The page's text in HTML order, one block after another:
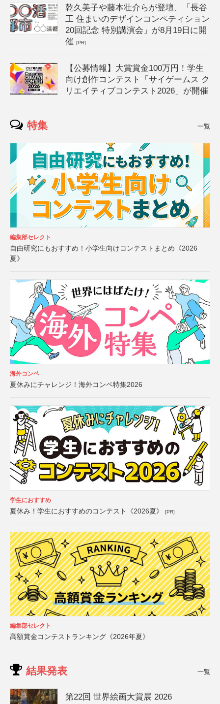
乾久美子や藤本壮介らが登壇、「長谷
工 住まいのデザインコンペティション
20回記念 特別講演会」が8月19日に開
催[PR]
【公募情報】大賞賞金100万円！学生
向け創作コンテスト「サイゲームス ク
リエイティブコンテスト2026」が開催
特集 一覧
編集部セレクト
自由研究にもおすすめ！小学生向けコンテストまとめ《2026
夏》
海外コンペ
夏休みにチャレンジ！海外コンペ特集2026
学生におすすめ
夏休み！学生におすすめのコンテスト《2026夏》 [PR]
編集部セレクト
高額賞金コンテストランキング《2026年夏》
結果発表 一覧
第22回 世界絵画大賞展 2026